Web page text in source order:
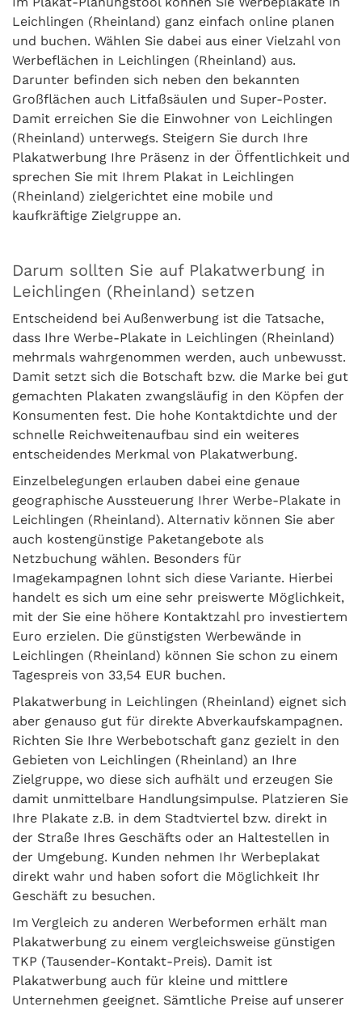
Leichlingen (Rheinland) ganz einfach online planen
und buchen. Wählen Sie dabei aus einer Vielzahl von
Werbeflächen in Leichlingen (Rheinland) aus.
Darunter befinden sich neben den bekannten
Großflächen auch Litfaßsäulen und Super-Poster.
Damit erreichen Sie die Einwohner von Leichlingen
(Rheinland) unterwegs. Steigern Sie durch Ihre
Plakatwerbung Ihre Präsenz in der Öffentlichkeit und
sprechen Sie mit Ihrem Plakat in Leichlingen
(Rheinland) zielgerichtet eine mobile und
kaufkräftige Zielgruppe an.
Darum sollten Sie auf Plakatwerbung in
Leichlingen (Rheinland) setzen
Entscheidend bei Außenwerbung ist die Tatsache,
dass Ihre Werbe-Plakate in Leichlingen (Rheinland)
mehrmals wahrgenommen werden, auch unbewusst.
Damit setzt sich die Botschaft bzw. die Marke bei gut
gemachten Plakaten zwangsläufig in den Köpfen der
Konsumenten fest. Die hohe Kontaktdichte und der
schnelle Reichweitenaufbau sind ein weiteres
entscheidendes Merkmal von Plakatwerbung.
Einzelbelegungen erlauben dabei eine genaue
geographische Aussteuerung Ihrer Werbe-Plakate in
Leichlingen (Rheinland). Alternativ können Sie aber
auch kostengünstige Paketangebote als
Netzbuchung wählen. Besonders für
Imagekampagnen lohnt sich diese Variante. Hierbei
handelt es sich um eine sehr preiswerte Möglichkeit,
mit der Sie eine höhere Kontaktzahl pro investiertem
Euro erzielen. Die günstigsten Werbewände in
Leichlingen (Rheinland) können Sie schon zu einem
Tagespreis von 33,54 EUR buchen.
Plakatwerbung in Leichlingen (Rheinland) eignet sich
aber genauso gut für direkte Abverkaufskampagnen.
Richten Sie Ihre Werbebotschaft ganz gezielt in den
Gebieten von Leichlingen (Rheinland) an Ihre
Zielgruppe, wo diese sich aufhält und erzeugen Sie
damit unmittelbare Handlungsimpulse. Platzieren Sie
Ihre Plakate z.B. in dem Stadtviertel bzw. direkt in
der Straße Ihres Geschäfts oder an Haltestellen in
der Umgebung. Kunden nehmen Ihr Werbeplakat
direkt wahr und haben sofort die Möglichkeit Ihr
Geschäft zu besuchen.
Im Vergleich zu anderen Werbeformen erhält man
Plakatwerbung zu einem vergleichsweise günstigen
TKP (Tausender-Kontakt-Preis). Damit ist
Plakatwerbung auch für kleine und mittlere
Unternehmen geeignet. Sämtliche Preise auf unserer